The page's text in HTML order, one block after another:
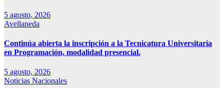
5 agosto, 2026
Avellaneda
Continúa abierta la inscripción a la Tecnicatura Universitaria
en Programación, modalidad presencial.
5 agosto, 2026
Noticias Nacionales